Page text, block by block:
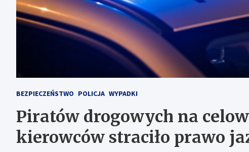
BEZPIECZEŃSTWO POLICJA WYPADKI
Piratów drogowych na
kierowców straciło prawo